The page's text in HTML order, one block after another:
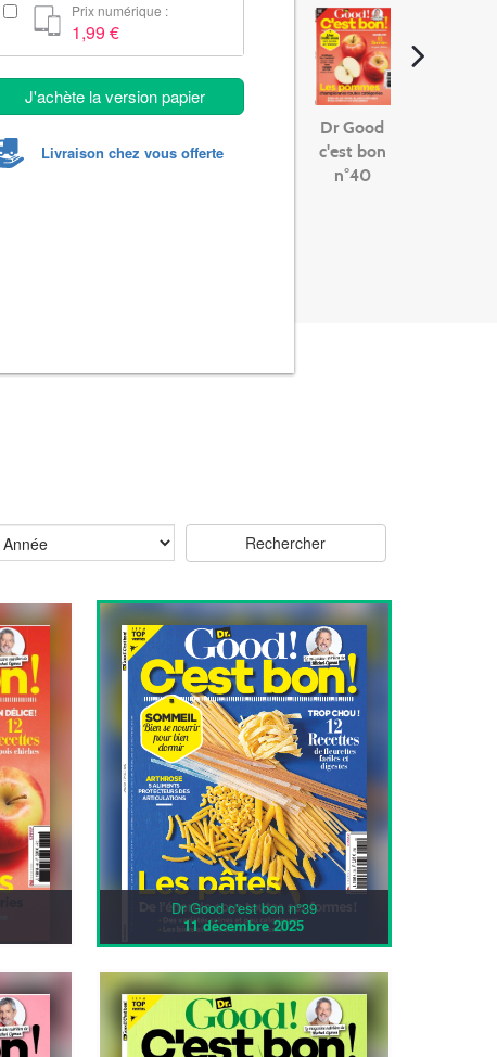
Prix numérique :
1,99 €
J'achète la version papier
Livraison chez vous offerte
Dr Good
c'est bon
n°40
Dr Good c'est bon n°39
11 décembre 2025